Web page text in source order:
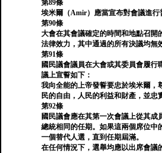
第89條
埃米爾（Amir）應當宣布對會議進行
第90條
大會在其會議確定的時間和地點召開
法律效力，其中通過的所有決議均無
第91條
國民議會議員在大會或其委員會履行
議上宣誓如下：
我向全能的上帝發誓要忠於埃米爾，
民的自由，人民的利益和財產，並忠
第92條
國民議會應在其第一次會議上從其成
總統相同的任期。如果這兩個席位中
一個替代人選，直到任期屆滿。
在任何情況下，選舉均應以出席會議